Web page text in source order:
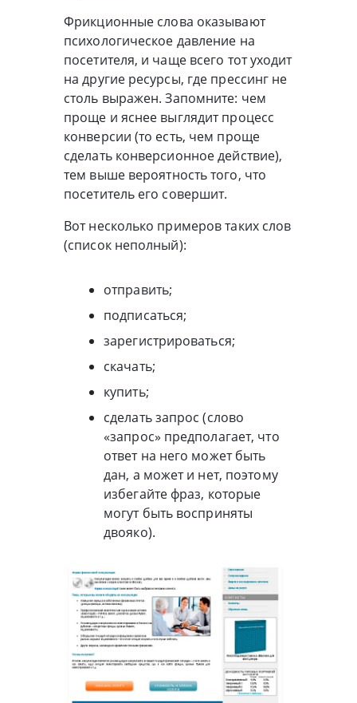
Фрикционные слова оказывают
психологическое давление на
посетителя, и чаще всего тот уходит
на другие ресурсы, где прессинг не
столь выражен. Запомните: чем
проще и яснее выглядит процесс
конверсии (то есть, чем проще
сделать конверсионное действие),
тем выше вероятность того, что
посетитель его совершит.
Вот несколько примеров таких слов
(список неполный):
отправить;
подписаться;
зарегистрироваться;
скачать;
купить;
сделать запрос (слово
«запрос» предполагает, что
ответ на него может быть
дан, а может и нет, поэтому
избегайте фраз, которые
могут быть восприняты
двояко).